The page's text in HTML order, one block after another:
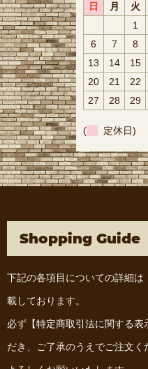
日 月 火
1
6
7 8
13
14 15
20
21 22
27
28 29
( 定休日)
Shopping Guide
下記の各項目についての詳細は
載しております。
必ず 【特定商取引法に関する表
だき、ご了承のうえでご注文く